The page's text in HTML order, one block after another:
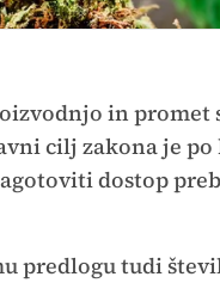
in promet
cilj zakona je po
dostop
predlogu tudi